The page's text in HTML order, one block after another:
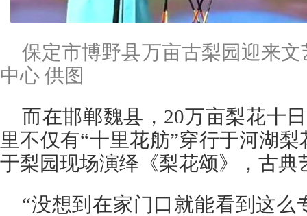
保定市博野县万亩古梨园迎来
中心 供图
而在邯郸魏县，20万亩梨花十
里不仅有“十里花舫”穿行于河湖
于梨园现场演绎《梨花颂》，古典
“没想到在家门口就能看到这么